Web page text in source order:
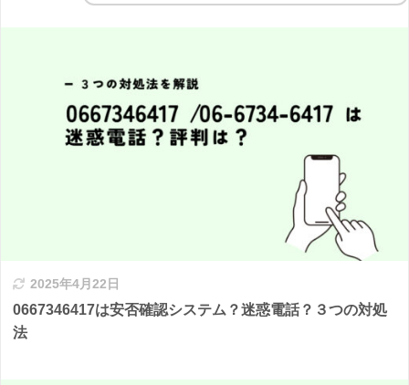
2025年4月22日
0667346417は安否確認システム？迷惑電話？３つの対処
法